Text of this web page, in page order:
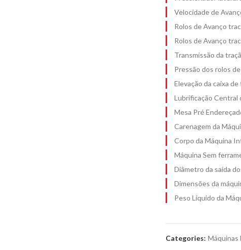
Velocidade de
Rolos de Avanço
Rolos de Avanço
Transmissão da
Pressão dos rolos
Elevação da caixa
Lubrificação Central
Mesa Pré
Carenagem da
Corpo da Máquina
Máquina Sem
Diâmetro da saída
Dimensões da
Peso Líquido da
Categories: Máquinas